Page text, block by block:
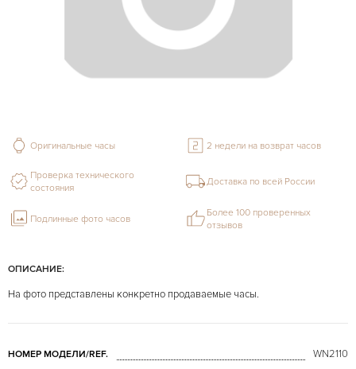
ОПИСАНИЕ:
На фото представлены конкретно продаваемые часы.
НОМЕР МОДЕЛИ/REF. WN2110
Оригинальные часы 2 недели на возврат часов
Проверка технического
состояния
Доставка по всей России
Подлинные фото часов
Более 100 проверенных
отзывов